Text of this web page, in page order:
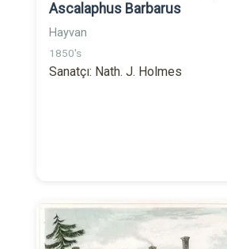
Ascalaphus Barbarus
Hayvan
1850's
Sanatçı: Nath. J. Holmes